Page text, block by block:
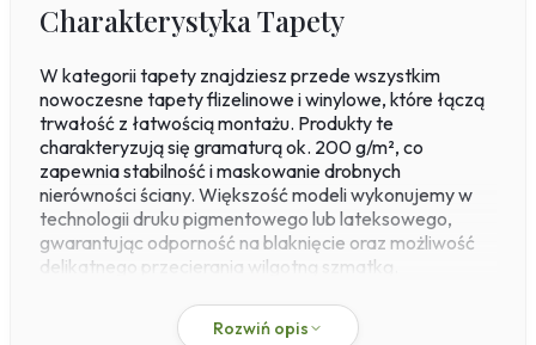
Charakterystyka Tapety
W kategorii tapety znajdziesz przede wszystkim
nowoczesne tapety flizelinowe i winylowe, które łączą
trwałość z łatwością montażu. Produkty te
charakteryzują się gramaturą ok. 200 g/m², co
zapewnia stabilność i maskowanie drobnych
nierówności ściany. Większość modeli wykonujemy w
technologii druku pigmentowego lub lateksowego,
gwarantując odporność na blaknięcie oraz możliwość
delikatnego przecierania wilgotną szmatką.
200×280 cm, a w przypadku autorskich projektów
istnieje opcja personalizacji zarówno rozmiaru, jak i
Rozwiń opis